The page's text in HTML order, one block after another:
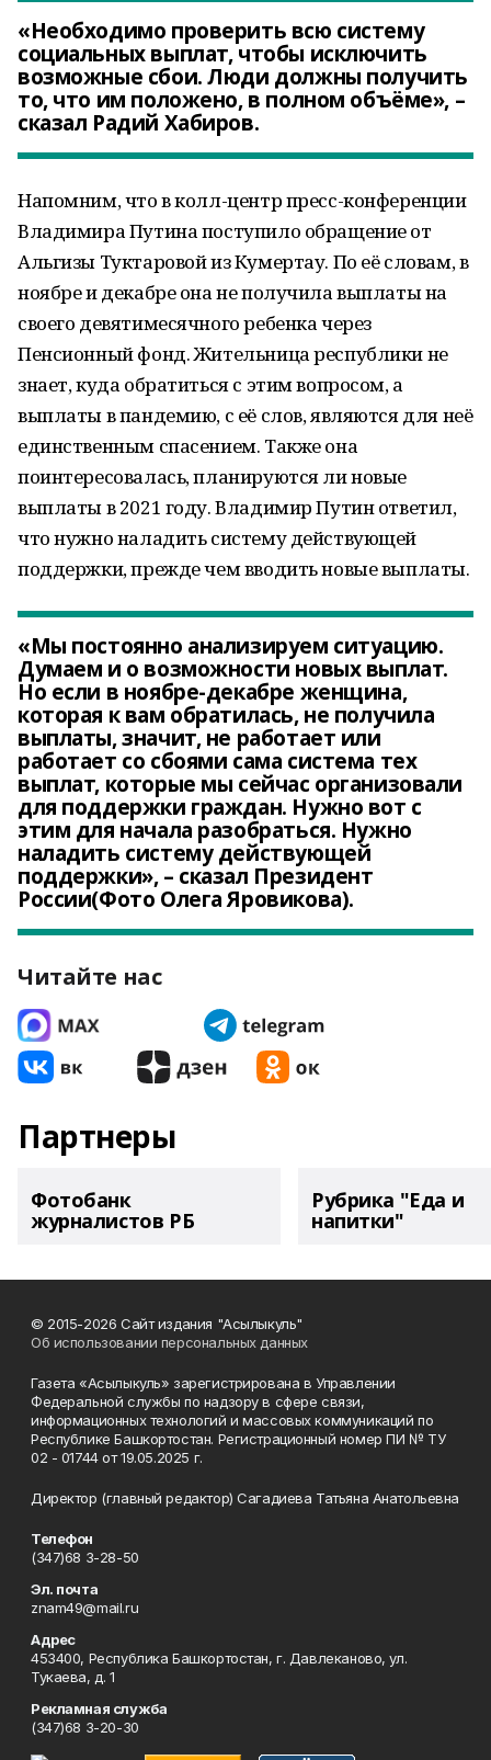
«Необходимо проверить всю систему
социальных выплат, чтобы исключить
возможные сбои. Люди должны получить
то, что им положено, в полном объёме», –
сказал Радий Хабиров.
Напомним, что в колл-центр пресс-конференции
Владимира Путина поступило обращение от
Альгизы Туктаровой из Кумертау. По её словам, в
ноябре и декабре она не получила выплаты на
своего девятимесячного ребенка через
Пенсионный фонд. Жительница республики не
знает, куда обратиться с этим вопросом, а
выплаты в пандемию, с её слов, являются для неё
единственным спасением. Также она
поинтересовалась, планируются ли новые
выплаты в 2021 году. Владимир Путин ответил,
что нужно наладить систему действующей
поддержки, прежде чем вводить новые выплаты.
«Мы постоянно анализируем ситуацию.
Думаем и о возможности новых выплат.
Но если в ноябре-декабре женщина,
которая к вам обратилась, не получила
выплаты, значит, не работает или
работает со сбоями сама система тех
выплат, которые мы сейчас организовали
для поддержки граждан. Нужно вот с
этим для начала разобраться. Нужно
наладить систему действующей
поддержки», – сказал Президент
России(Фото Олега Яровикова).
Читайте нас
Партнеры
Фотобанк
журналистов РБ
Рубрика "Еда и
напитки"
© 2015-2026 Сайт издания "Асылыкуль"
Об использовании персональных данных
Газета «Асылыкуль» зарегистрирована в Управлении
Федеральной службы по надзору в сфере связи,
информационных технологий и массовых коммуникаций по
Республике Башкортостан. Регистрационный номер ПИ № ТУ
02 - 01744 от 19.05.2025 г.
Директор (главный редактор) Сагадиева Татьяна Анатольевна
Телефон
(347)68 3-28-50
Эл. почта
znam49@mail.ru
Адрес
453400, Республика Башкортостан, г. Давлеканово, ул.
Тукаева, д. 1
Рекламная служба
(347)68 3-20-30